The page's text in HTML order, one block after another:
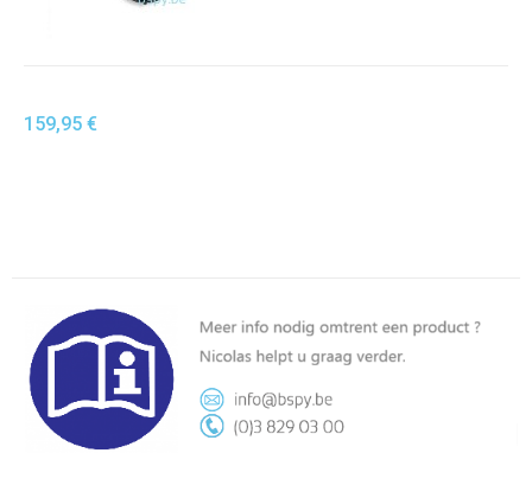
159,95 €